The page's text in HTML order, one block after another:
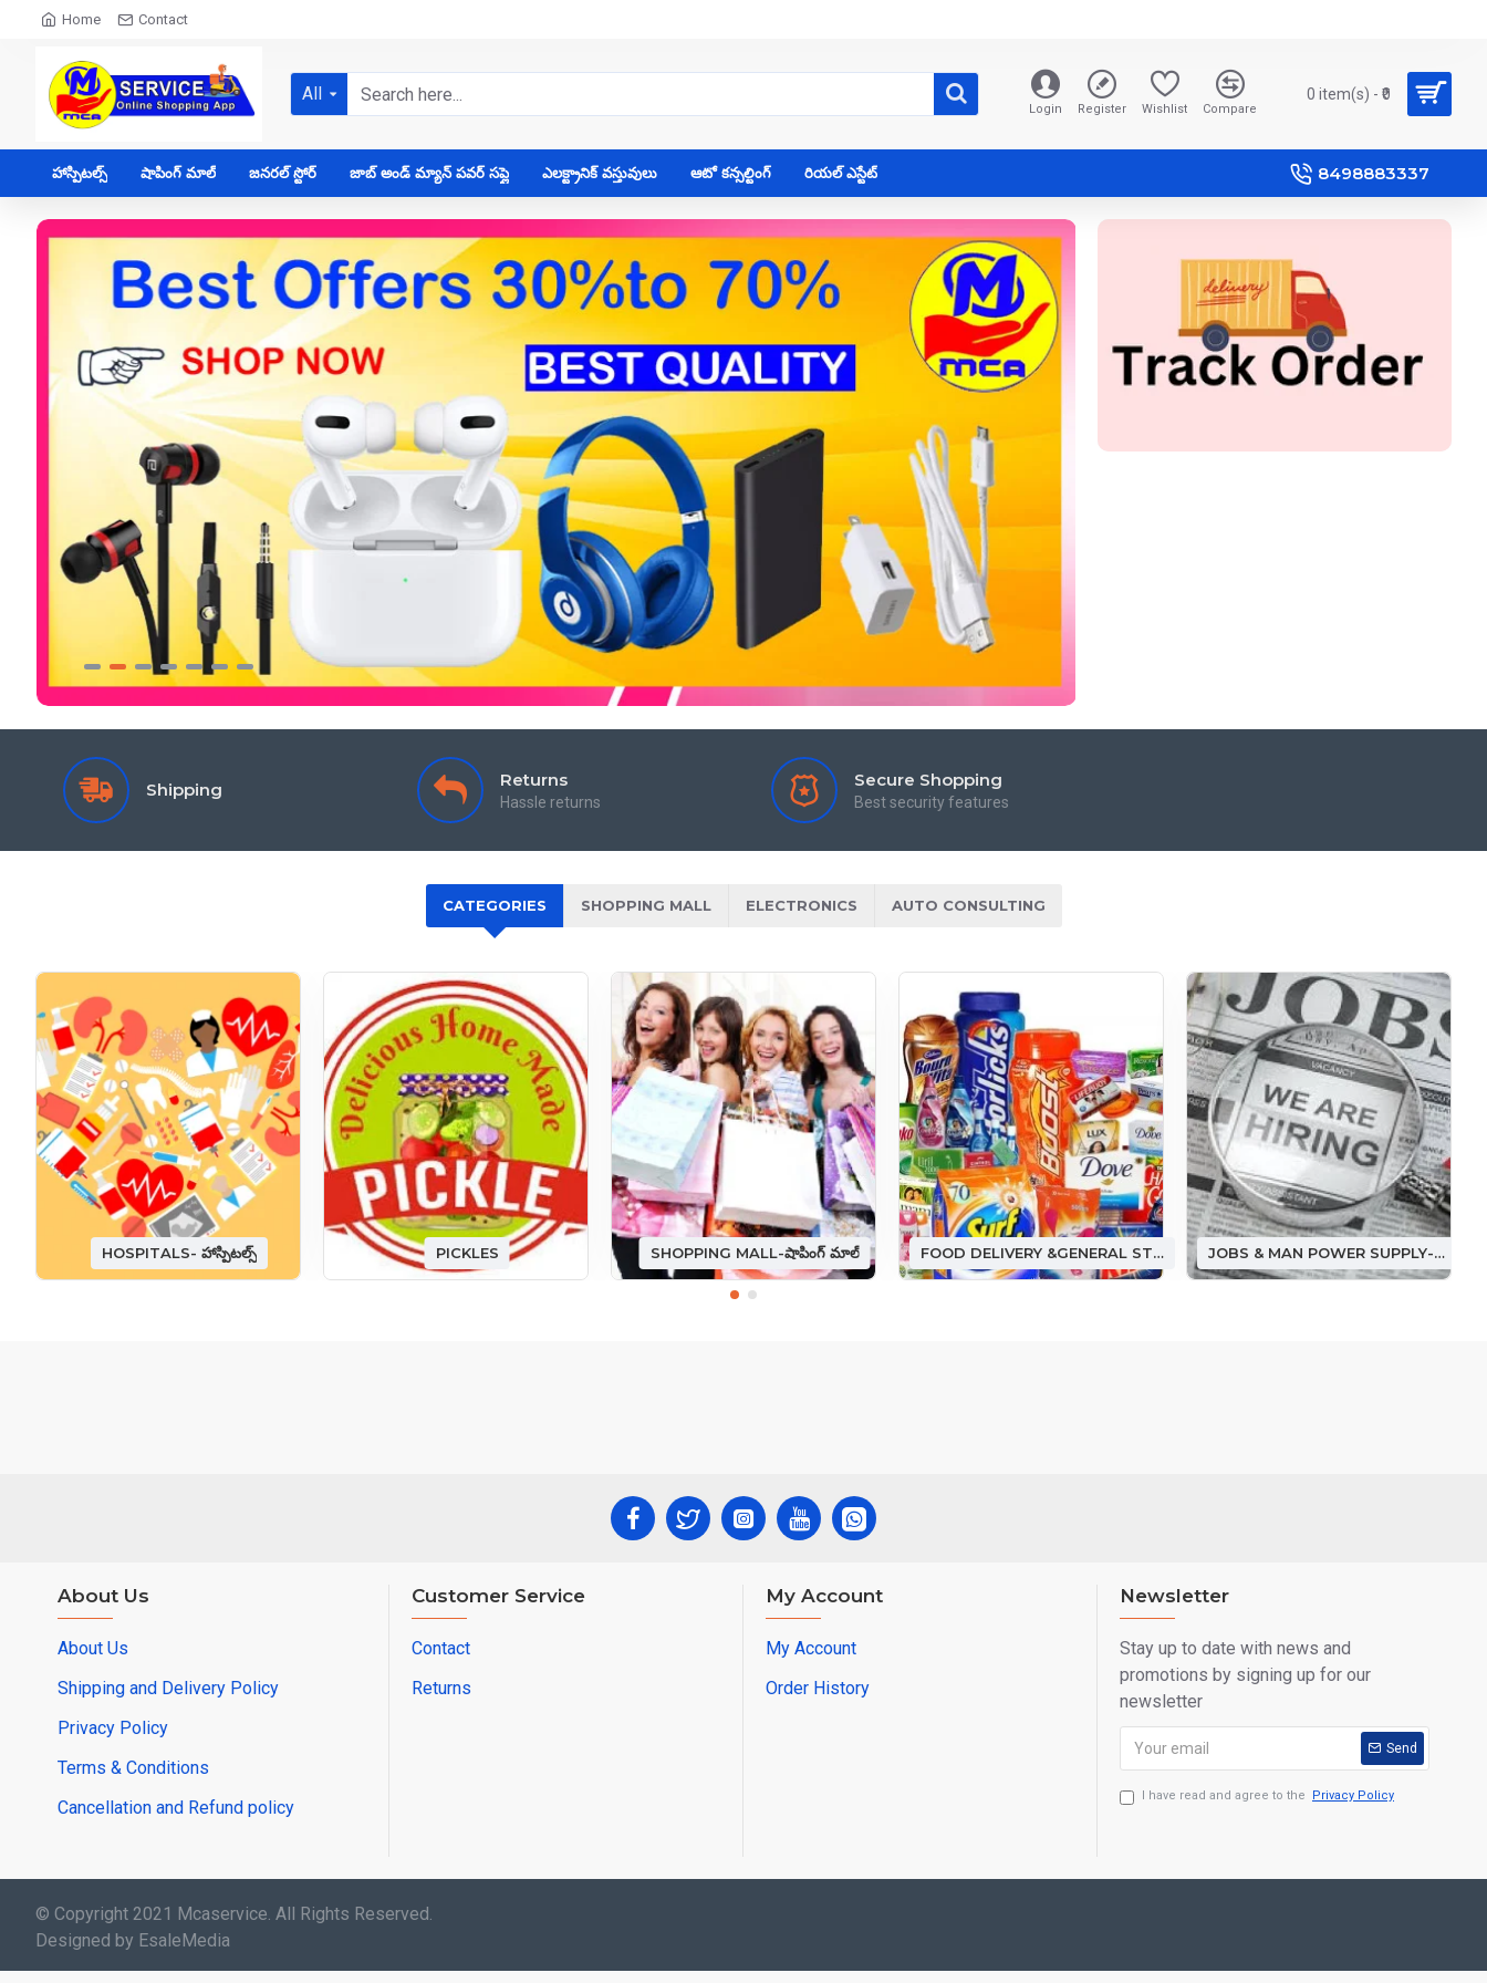
Home Contact
All
Login Register Wishlist Compare
0 item(s) - ₹0
హాస్పిటల్స్ షాపింగ్ మాల్ జనరల్ స్టోర్ జాబ్ అండ్ మ్యాన్ పవర్ సప్లై ఎలక్ట్రానిక్ వస్తువులు ఆటో కన్సల్టింగ్ రియల్ ఎస్టేట్ 8498883337
Shipping Returns
Hassle returns
Secure Shopping
Best security features
CATEGORIES SHOPPING MALL ELECTRONICS AUTO CONSULTING
HOSPITALS- హాస్పిటల్స్ PICKLES SHOPPING MALL-షాపింగ్ మాల్ FOOD DELIVERY &GENERAL STORE ఫుడ్ డెలివరీ &(జనరల్ స్టోర్) JOBS & MAN POWER SUPPLY-జాబ్ అండ్ మ్యాన్ పవర్ సప్లై
About Us
About Us
Shipping and Delivery Policy
Privacy Policy
Terms & Conditions
Cancellation and Refund policy
Customer Service
Contact
Returns
My Account
My Account
Order History
Newsletter
Stay up to date with news and
promotions by signing up for our
newsletter
Send
I have read and agree to the Privacy Policy
© Copyright 2021 Mcaservice. All Rights Reserved.
Designed by EsaleMedia